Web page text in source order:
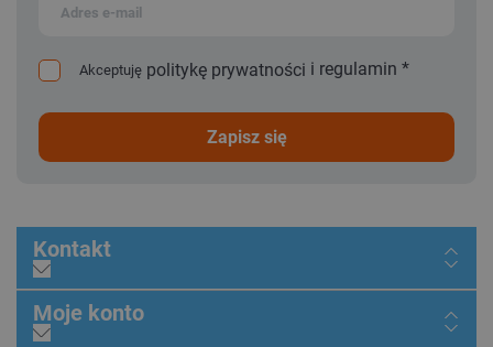
Akceptuję politykę prywatności i regulamin *
zapisz się
Kontakt
Moje konto